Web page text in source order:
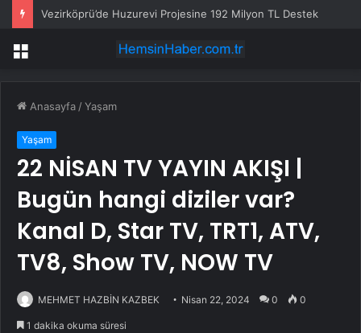
Vezirköprü’de Huzurevi Projesine 192 Milyon TL Destek
Menü
Anasayfa /Yaşam
Yaşam
22 NİSAN TV YAYIN AKIŞI |
Bugün hangi diziler var?
Kanal D, Star TV, TRT1, ATV,
TV8, Show TV, NOW TV
MEHMET HAZBİN KAZBEK Nisan 22, 2024 0 0
1 dakika okuma süresi